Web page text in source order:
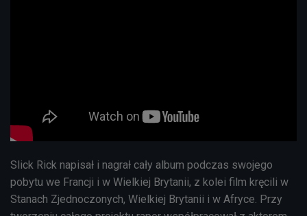
Slick Rick napisał i nagrał cały album podczas swojego
pobytu we Francji i w Wielkiej Brytanii, z kolei film kręcili w
Stanach Zjednoczonych, Wielkiej Brytanii i w Afryce. Przy